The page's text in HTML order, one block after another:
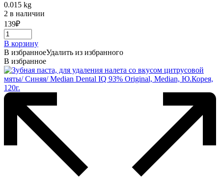
0.015 kg
2 в наличии
139₽
В корзину
В избранноеУдалить из избранного
В избранное